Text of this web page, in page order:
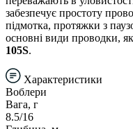
забезпечує простоту
підмотка, протяжки з
основні види проводки,
105S.
Характеристики
Воблери
Вага, г
8.5/16